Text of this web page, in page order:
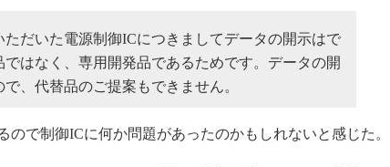
だいた電源制御ICにつきましてデータの開示はで
ではなく、専用開発品であるためです。データの開
、代替品のご提案もできません。
で制御ICに何か問題があったのかもしれないと感じた。